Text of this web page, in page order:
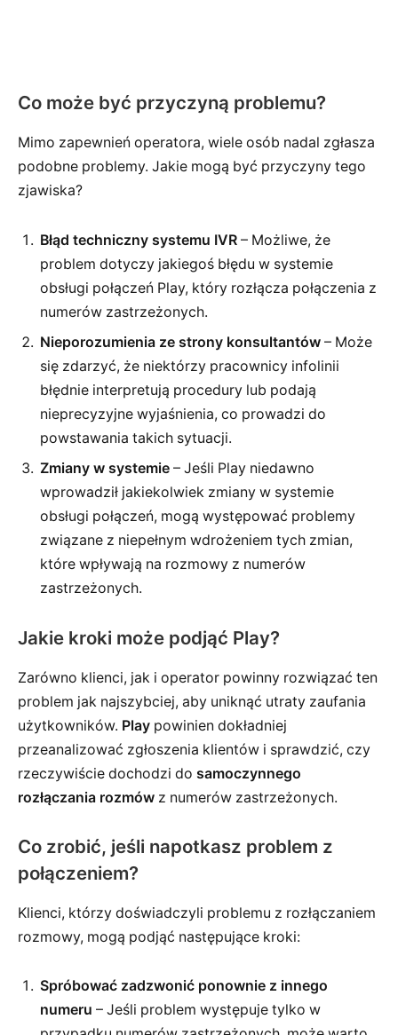
Co może być przyczyną problemu?
Mimo zapewnień operatora, wiele osób nadal zgłasza
podobne problemy. Jakie mogą być przyczyny tego
zjawiska?
Błąd techniczny systemu IVR – Możliwe, że
problem dotyczy jakiegoś błędu w systemie
obsługi połączeń Play, który rozłącza połączenia z
numerów zastrzeżonych.
Nieporozumienia ze strony konsultantów – Może
się zdarzyć, że niektórzy pracownicy infolinii
błędnie interpretują procedury lub podają
nieprecyzyjne wyjaśnienia, co prowadzi do
powstawania takich sytuacji.
Zmiany w systemie – Jeśli Play niedawno
wprowadził jakiekolwiek zmiany w systemie
obsługi połączeń, mogą występować problemy
związane z niepełnym wdrożeniem tych zmian,
które wpływają na rozmowy z numerów
zastrzeżonych.
Jakie kroki może podjąć Play?
Zarówno klienci, jak i operator powinny rozwiązać ten
problem jak najszybciej, aby uniknąć utraty zaufania
użytkowników. Play powinien dokładniej
przeanalizować zgłoszenia klientów i sprawdzić, czy
rzeczywiście dochodzi do samoczynnego
rozłączania rozmów z numerów zastrzeżonych.
Co zrobić, jeśli napotkasz problem z
połączeniem?
Klienci, którzy doświadczyli problemu z rozłączaniem
rozmowy, mogą podjąć następujące kroki:
Spróbować zadzwonić ponownie z innego
numeru – Jeśli problem występuje tylko w